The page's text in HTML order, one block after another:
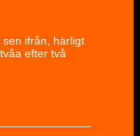
ifrån, härligt
efter två